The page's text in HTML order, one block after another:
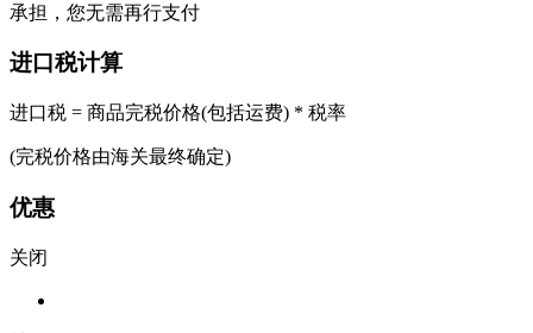
承担，您无需再行支付
进口税计算
进口税 = 商品完税价格(包括运费) * 税率
(完税价格由海关最终确定)
优惠
关闭